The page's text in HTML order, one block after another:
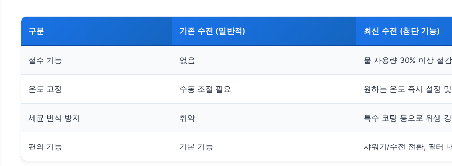
구분 기존 수전 (일반적) 최신 수전 (첨단 기능)
절수 기능 없음 물 사용량 30% 이상 절
온도 고정 수동 조절 필요 원하는 온도 즉시 설정
세균 번식 방지 취약 특수 코팅 등으로 위생
편의 기능 기본 기능 샤워기/수전 전환, 필터